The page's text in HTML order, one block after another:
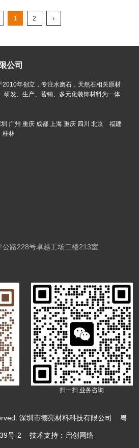
1 2 ›
公司
年创立，专注水磨石，天然石相关原材
研发、生产、营销、多元化装饰材料为一体
广州 重庆 成都 上海 重庆 四川 北京 福建
桂林
路228号卓越工场二楼213室
扫一扫 业务咨询
深圳市德亮材料科技有限公司 粤
号-2 技术支持：启创网络